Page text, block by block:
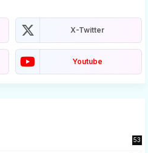
X-Twitter
Youtube
53